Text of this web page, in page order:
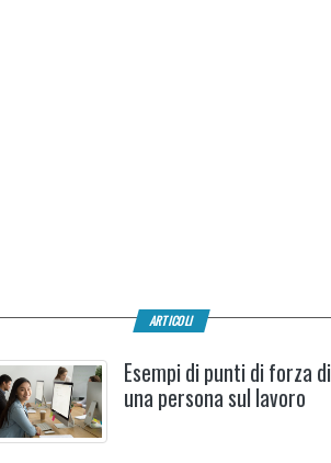
ARTICOLI
Esempi di punti di forza di
una persona sul lavoro